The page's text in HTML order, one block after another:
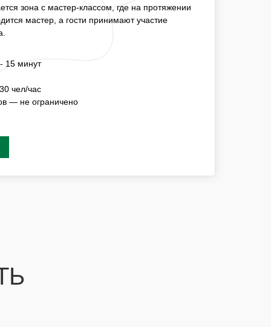
ПРОТЯЖЕНИИ НЕОБХОДИМОГО ВРЕМЕНИ
ПРИНИМАЮТ УЧАСТИЕ ПОСТОЯННО
МК
5 ЧЕЛ/ЧАС
— НЕ ОГРАНИЧЕНО
15 минут
чел/час
— не ограничено
зона с мастер-классом, где на протяжении
мастер, а гости принимают участие